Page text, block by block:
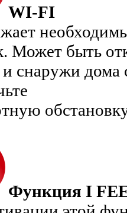
WI-FI
Может быть
снаружи
Функция I